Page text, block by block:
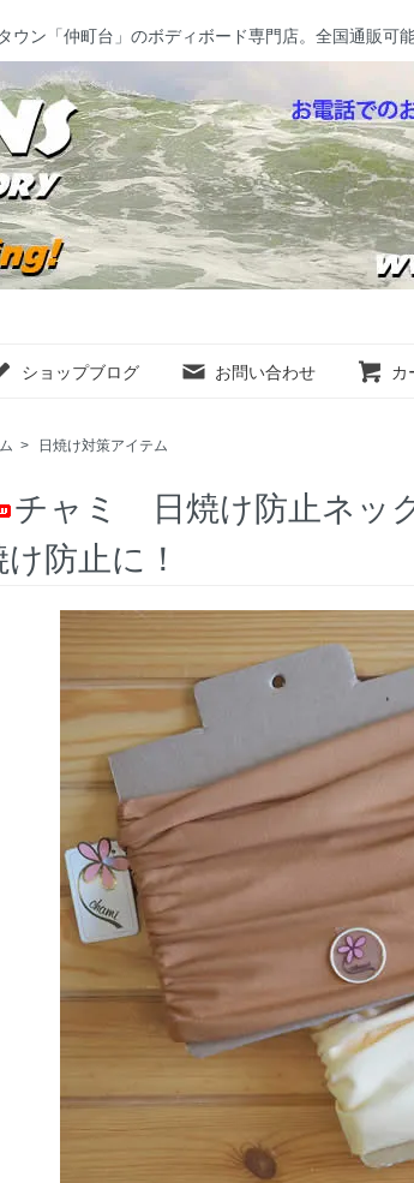
ウン「仲町台」のボディボード専門店。全国通販可
ショップブログ お問い合わせ カ
> 日焼け対策アイテム
チャミ 日焼け防止ネッ
け防止に！